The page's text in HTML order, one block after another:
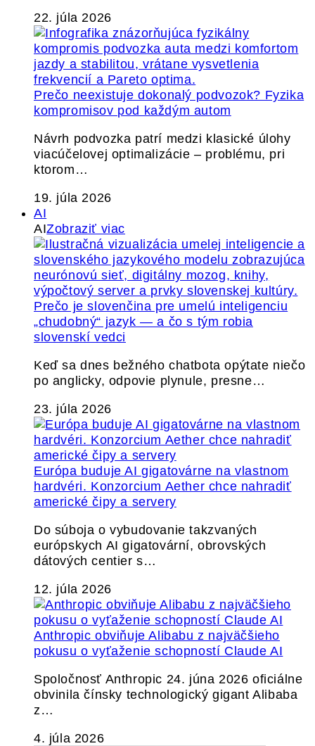
22. júla 2026
Prečo neexistuje dokonalý podvozok? Fyzika
kompromisov pod každým autom
Návrh podvozka patrí medzi klasické úlohy
viacúčelovej optimalizácie – problému, pri
ktorom…
19. júla 2026
AI
AIZobraziť viac
Prečo je slovenčina pre umelú inteligenciu
„chudobný“ jazyk — a čo s tým robia
slovenskí vedci
Keď sa dnes bežného chatbota opýtate niečo
po anglicky, odpovie plynule, presne…
23. júla 2026
Európa buduje AI gigatovárne na vlastnom
hardvéri. Konzorcium Aether chce nahradiť
americké čipy a servery
Do súboja o vybudovanie takzvaných
európskych AI gigatovární, obrovských
dátových centier s…
12. júla 2026
Anthropic obviňuje Alibabu z najväčšieho
pokusu o vyťaženie schopností Claude AI
Spoločnosť Anthropic 24. júna 2026 oficiálne
obvinila čínsky technologický gigant Alibaba
z…
4. júla 2026